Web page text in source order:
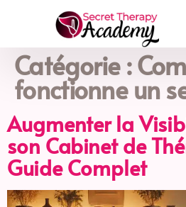
Catégorie :
fonctionne un
Augmenter la
son Cabinet de
Guide Complet